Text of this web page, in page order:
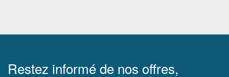
Restez informé de nos offres,